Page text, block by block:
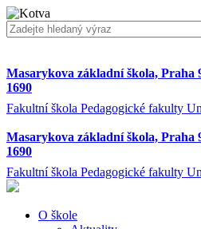
Masarykova základní škola, Praha
1690
Fakultní škola Pedagogické fakulty
Masarykova základní škola, Praha
1690
Fakultní škola Pedagogické fakulty
O škole